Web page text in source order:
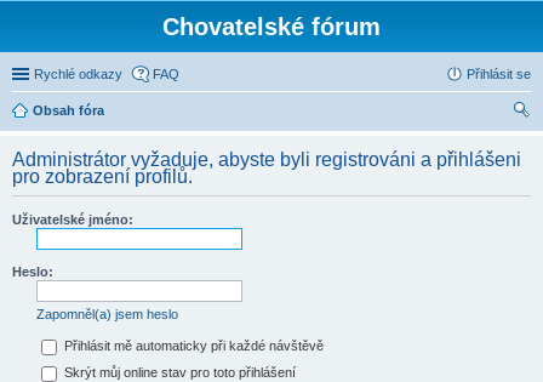
Chovatelské fórum
Rychlé odkazy FAQ Přihlásit se
Obsah fóra
Administrátor vyžaduje, abyste byli registrováni a přihlášeni
pro zobrazení profilů.
Uživatelské jméno:
Heslo:
Zapomněl(a) jsem heslo
Přihlásit mě automaticky při každé návštěvě
Skrýt můj online stav pro toto přihlášení